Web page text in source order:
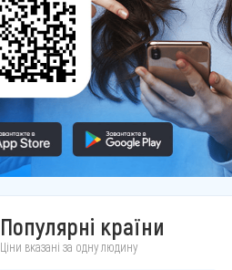
Популярні країни
Ціни вказані за одну людину